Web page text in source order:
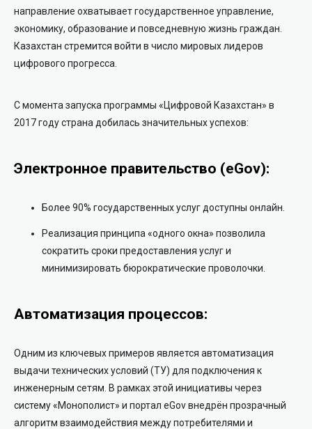
направление охватывает государственное управление,
экономику, образование и повседневную жизнь граждан.
Казахстан стремится войти в число мировых лидеров
цифрового прогресса.
С момента запуска программы «Цифровой Казахстан» в
2017 году страна добилась значительных успехов:
Электронное правительство (eGov):
Более 90% государственных услуг доступны онлайн.
Реализация принципа «одного окна» позволила
сократить сроки предоставления услуг и
минимизировать бюрократические проволочки.
Автоматизация процессов:
Одним из ключевых примеров является автоматизация
выдачи технических условий (ТУ) для подключения к
инженерным сетям. В рамках этой инициативы через
систему «Монополист» и портал eGov внедрён прозрачный
алгоритм взаимодействия между потребителями и